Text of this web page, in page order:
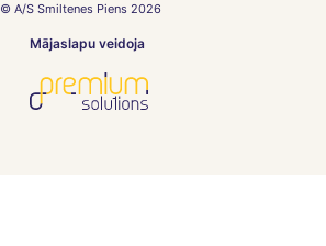
© A/S Smiltenes Piens 2026
Mājaslapu veidoja